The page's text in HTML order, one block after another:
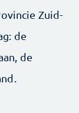
Zuid-
de
de